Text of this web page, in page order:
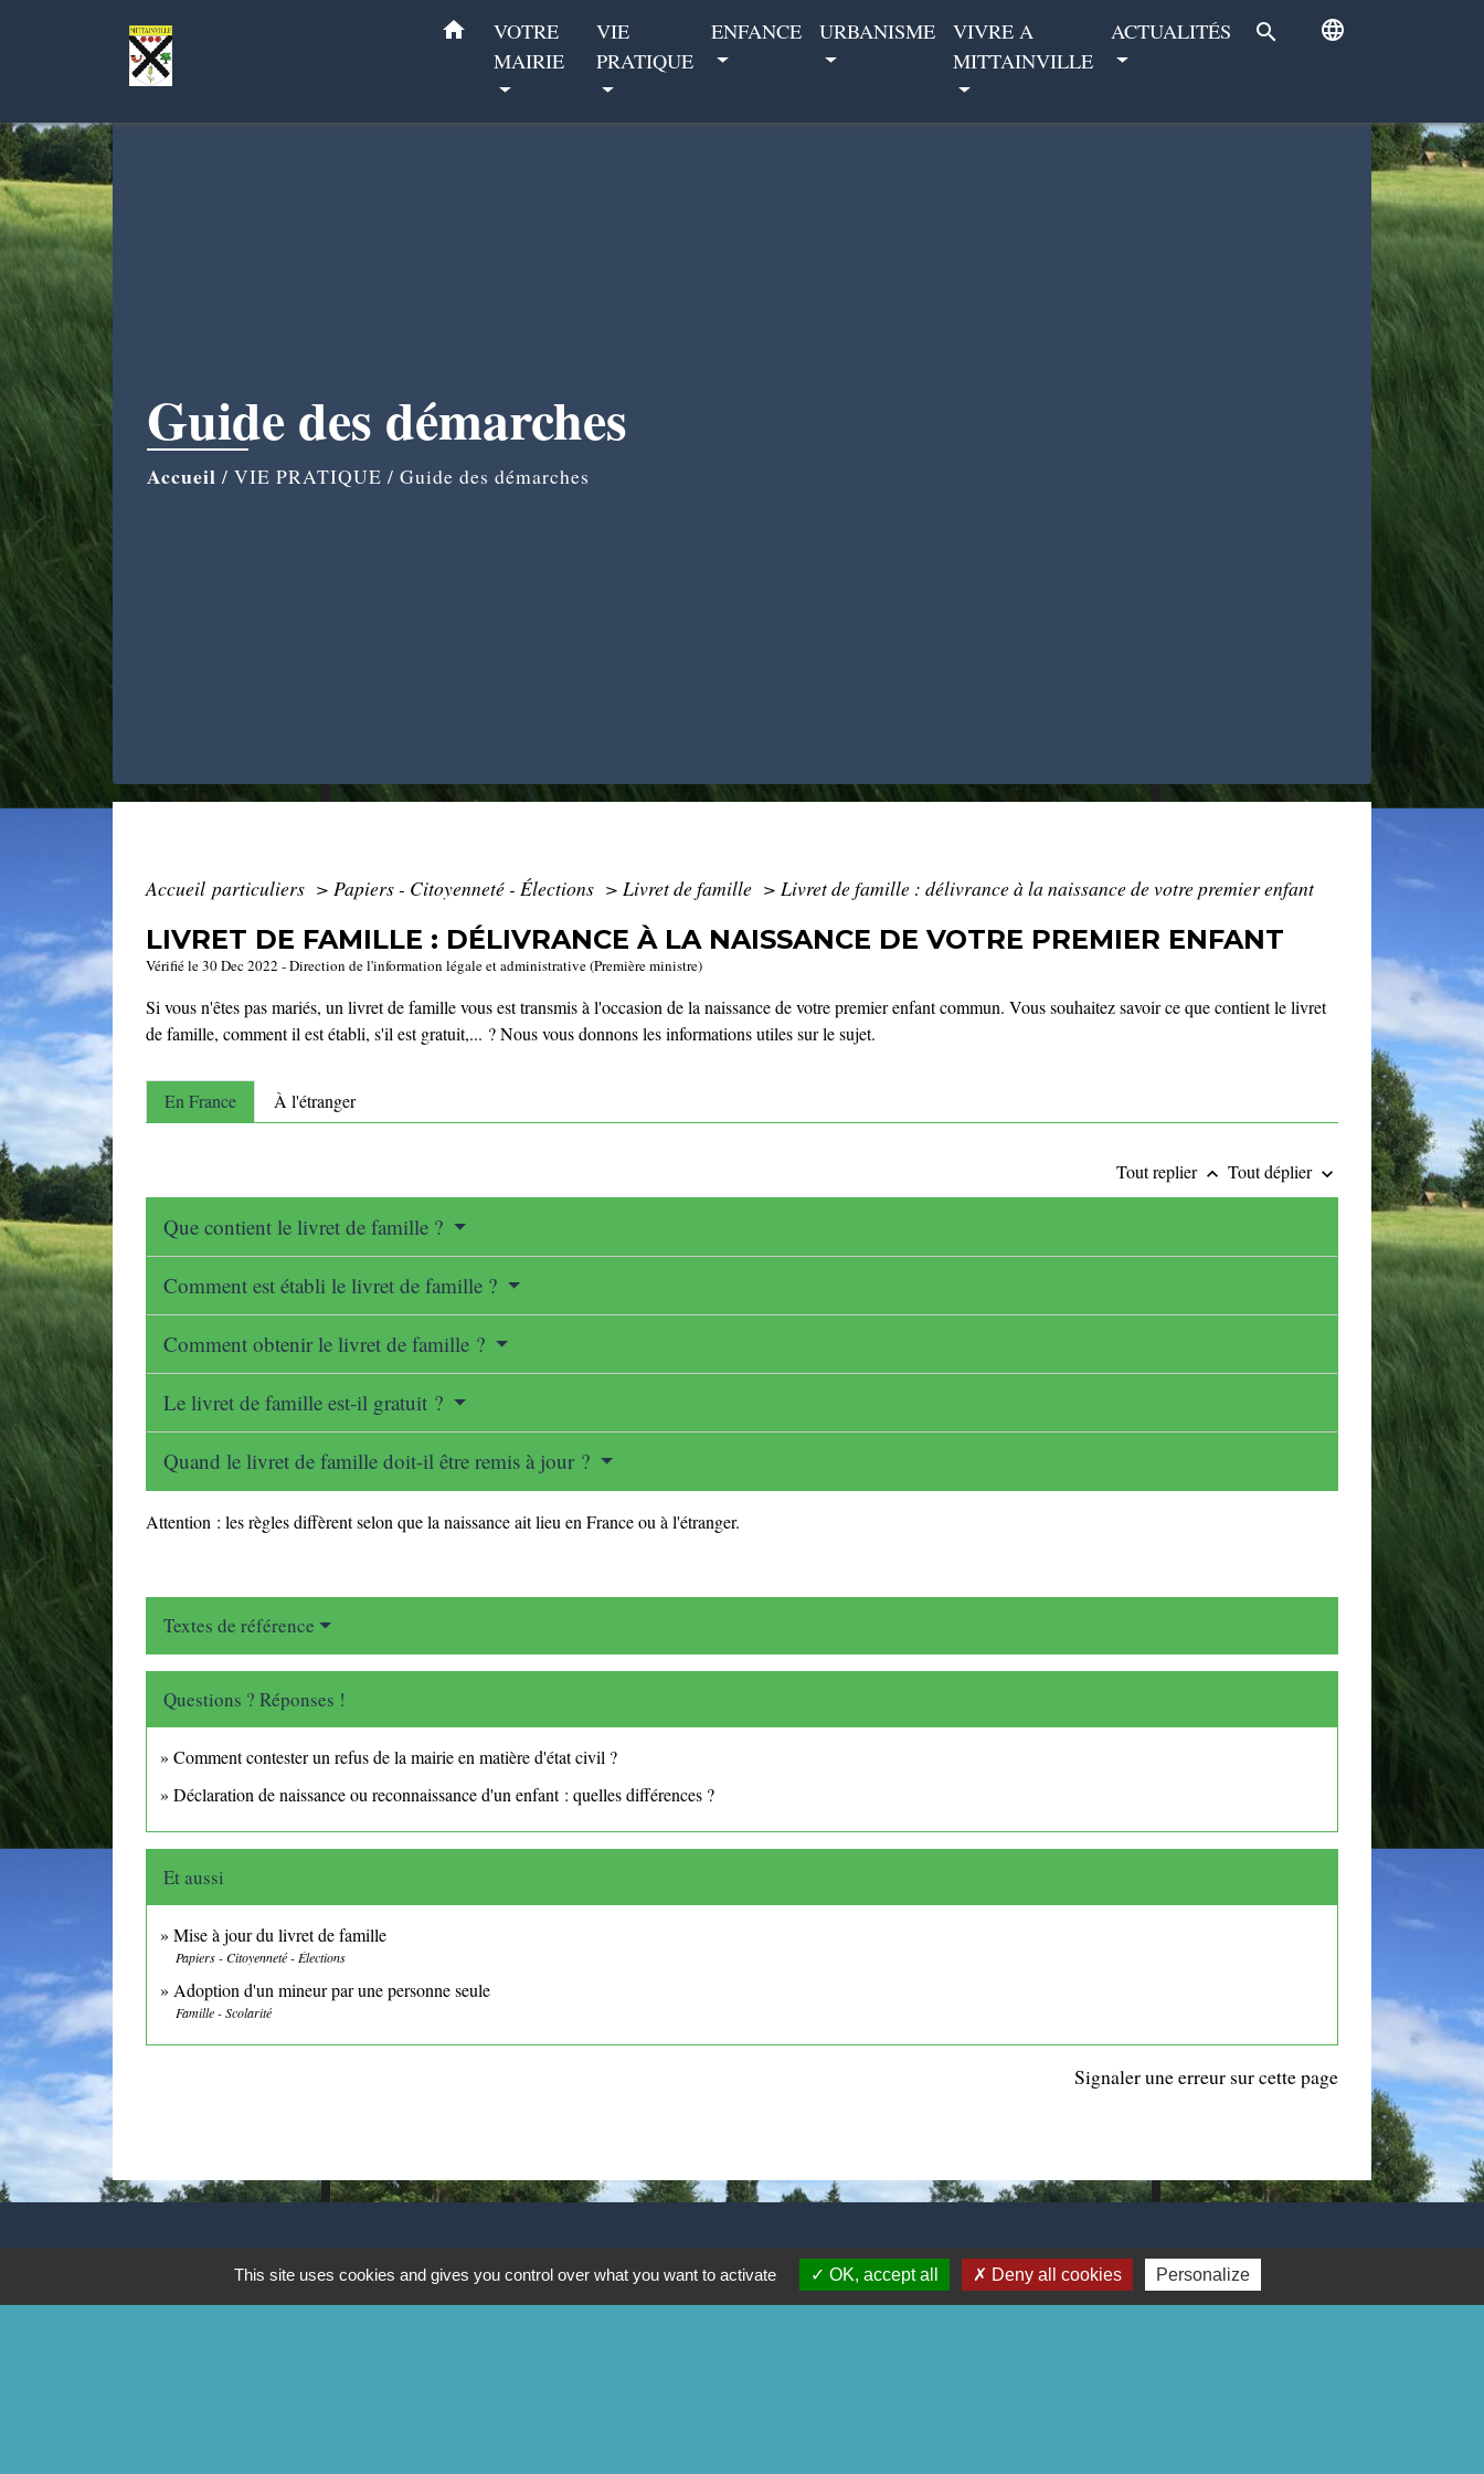
home
VOTRE
MAIRIE
VIE
PRATIQUE
ENFANCE URBANISME
VIVRE A
MITTAINVILLE
ACTUALITÉS search language
Guide des démarches
Accueil / VIE PRATIQUE / Guide des démarches
Accueil particuliers > Papiers - Citoyenneté - Élections > Livret de famille > Livret de famille : délivrance à la naissance de votre premier enfant
LIVRET DE FAMILLE : DÉLIVRANCE À LA NAISSANCE DE VOTRE PREMIER ENFANT
Vérifié le 30 Dec 2022 - Direction de l'information légale et administrative (Première ministre)
Si vous n'êtes pas mariés, un livret de famille vous est transmis à l'occasion de la naissance de votre premier enfant commun. Vous souhaitez savoir ce que contient le livret
de famille, comment il est établi, s'il est gratuit,... ? Nous vous donnons les informations utiles sur le sujet.
En France À l'étranger
Tout replier keyboard_arrow_up Tout déplier keyboard_arrow_down
Que contient le livret de famille ?
Comment est établi le livret de famille ?
Comment obtenir le livret de famille ?
Le livret de famille est-il gratuit ?
Quand le livret de famille doit-il être remis à jour ?
Attention : les règles diffèrent selon que la naissance ait lieu en France ou à l'étranger.
Textes de référence
Questions ? Réponses !
Comment contester un refus de la mairie en matière d'état civil ?
Déclaration de naissance ou reconnaissance d'un enfant : quelles différences ?
Et aussi
Mise à jour du livret de famille
Papiers - Citoyenneté - Élections
Adoption d'un mineur par une personne seule
Famille - Scolarité
Signaler une erreur sur cette page
CONTACTS
This site uses cookies and gives you control over what you want to activate OK, accept all Deny all cookies Personalize